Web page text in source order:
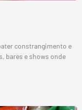
constrangimento e
bares e shows onde